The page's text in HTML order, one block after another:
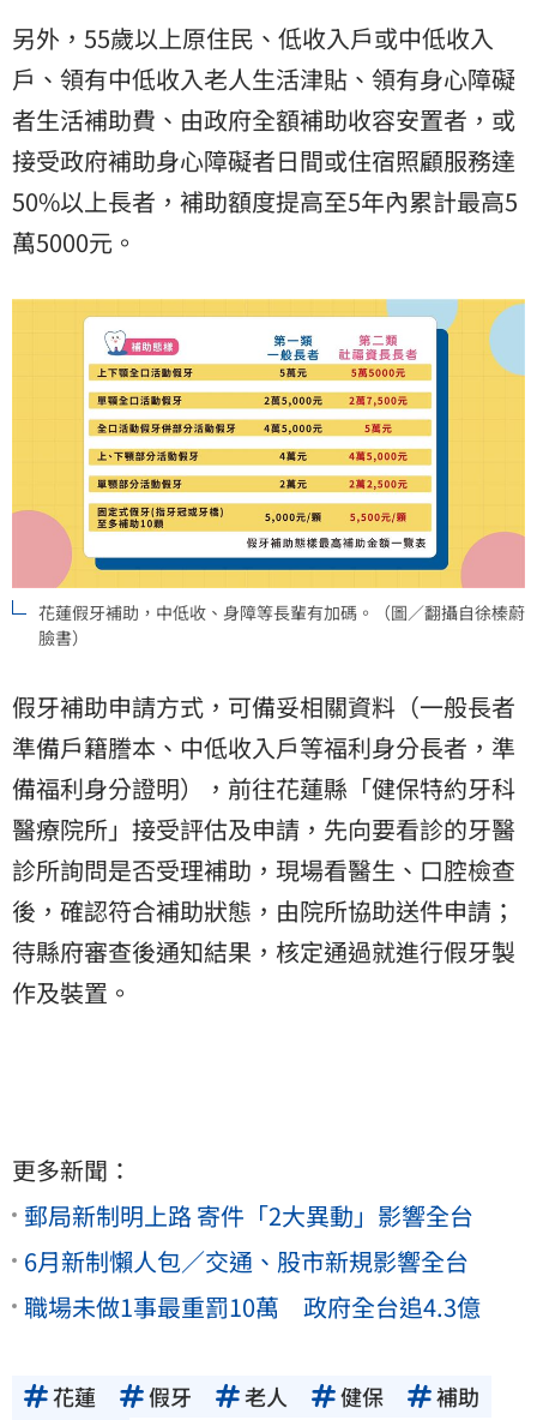
另外，55歲以上原住民、低收入戶或中低收入
戶、領有中低收入老人生活津貼、領有身心障礙
者生活補助費、由政府全額補助收容安置者，或
接受政府補助身心障礙者日間或住宿照顧服務達
50%以上長者，補助額度提高至5年內累計最高5
萬5000元。
花蓮假牙補助，中低收、身障等長輩有加碼。（圖／翻攝自徐榛蔚
臉書）
假牙補助申請方式，可備妥相關資料（一般長者
準備戶籍謄本、中低收入戶等福利身分長者，準
備福利身分證明），前往花蓮縣「健保特約牙科
醫療院所」接受評估及申請，先向要看診的牙醫
診所詢問是否受理補助，現場看醫生、口腔檢查
後，確認符合補助狀態，由院所協助送件申請；
待縣府審查後通知結果，核定通過就進行假牙製
作及裝置。
更多新聞：
郵局新制明上路 寄件「2大異動」影響全台
6月新制懶人包／交通、股市新規影響全台
職場未做1事最重罰10萬 政府全台追4.3億
花蓮 假牙 老人 健保
補助